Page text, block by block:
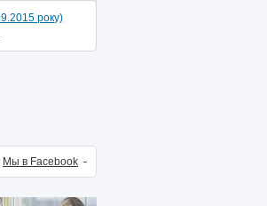
року)
Мы в Facebook